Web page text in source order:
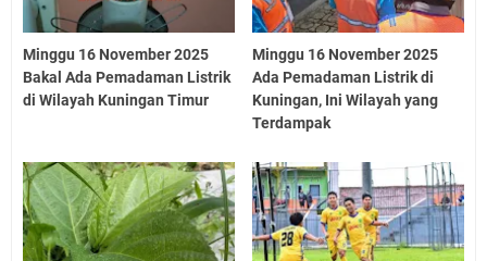
Minggu 16 November 2025
Bakal Ada Pemadaman Listrik
di Wilayah Kuningan Timur
Minggu 16 November 2025
Ada Pemadaman Listrik di
Kuningan, Ini Wilayah yang
Terdampak